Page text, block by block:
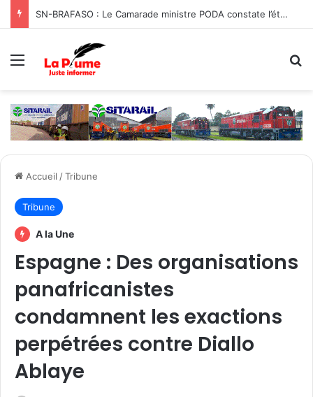
SN-BRAFASO : Le Camarade ministre PODA constate l’état des travaux du canal d’évacuation des eaux
Menu
Accueil /Tribune
Tribune
A la Une
Espagne : Des organisations
panafricanistes
condamnent les exactions
perpétrées contre Diallo
Ablaye